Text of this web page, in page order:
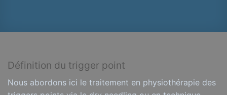
Définition du trigger point
Nous abordons ici le traitement en physiothérapie des